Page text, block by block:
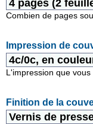
Combien de pages
Impression de
L'impression que
Finition de la